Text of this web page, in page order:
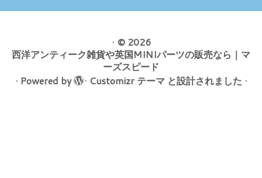
· © 2026
西洋アンティーク雑貨や英国MINIパーツの販売なら｜マ
ーズスピード
· Powered by · Customizr テーマ と設計されました ·